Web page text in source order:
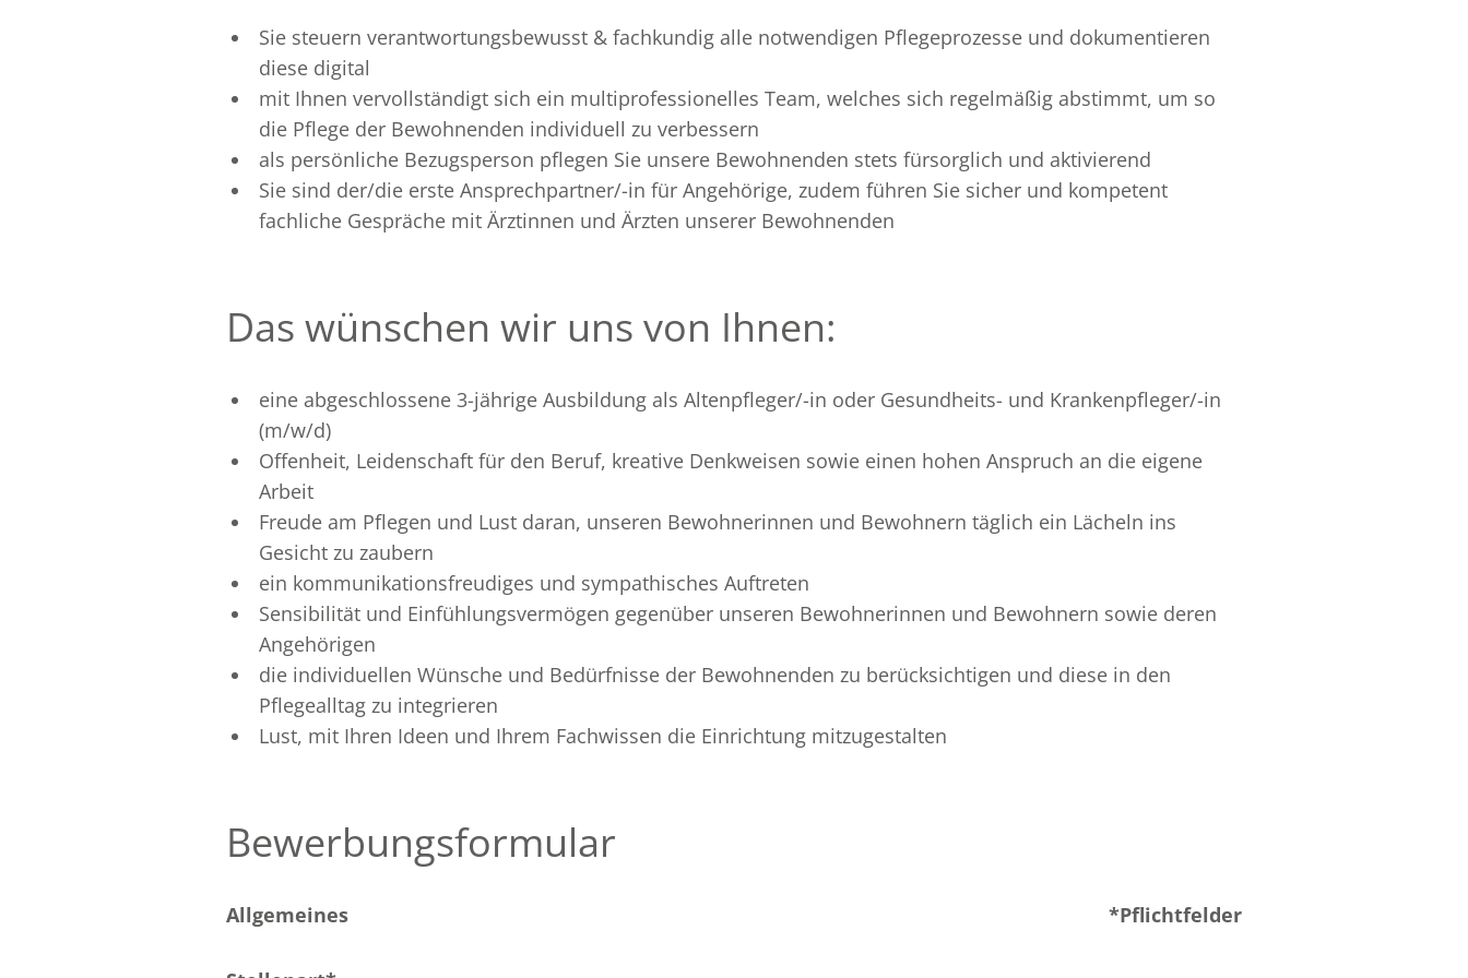
Sie steuern verantwortungsbewusst & fachkundig alle notwendigen Pflegeprozesse und dokumentieren
diese digital
mit Ihnen vervollständigt sich ein multiprofessionelles Team, welches sich regelmäßig abstimmt, um so
die Pflege der Bewohnenden individuell zu verbessern
als persönliche Bezugsperson pflegen Sie unsere Bewohnenden stets fürsorglich und aktivierend
Sie sind der/die erste Ansprechpartner/-in für Angehörige, zudem führen Sie sicher und kompetent
fachliche Gespräche mit Ärztinnen und Ärzten unserer Bewohnenden
Das wünschen wir uns von Ihnen:
eine abgeschlossene 3-jährige Ausbildung als Altenpfleger/-in oder Gesundheits- und Krankenpfleger/-in
(m/w/d)
Offenheit, Leidenschaft für den Beruf, kreative Denkweisen sowie einen hohen Anspruch an die eigene
Arbeit
Freude am Pflegen und Lust daran, unseren Bewohnerinnen und Bewohnern täglich ein Lächeln ins
Gesicht zu zaubern
ein kommunikationsfreudiges und sympathisches Auftreten
Sensibilität und Einfühlungsvermögen gegenüber unseren Bewohnerinnen und Bewohnern sowie deren
Angehörigen
die individuellen Wünsche und Bedürfnisse der Bewohnenden zu berücksichtigen und diese in den
Pflegealltag zu integrieren
Lust, mit Ihren Ideen und Ihrem Fachwissen die Einrichtung mitzugestalten
Bewerbungsformular
Allgemeines *Pflichtfelder